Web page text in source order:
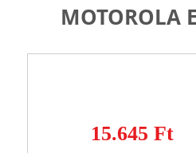
MOTOROLA
15.645 Ft